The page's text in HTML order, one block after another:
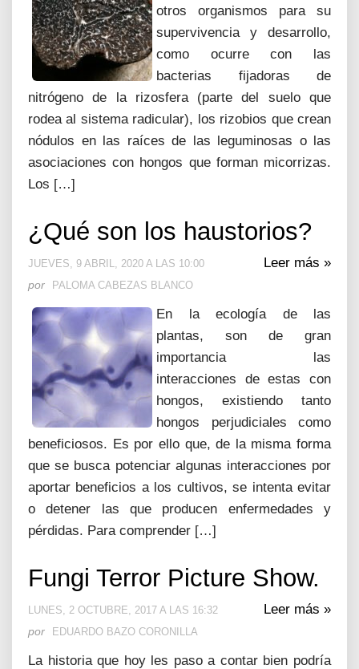
otros organismos para su
supervivencia y desarrollo,
como ocurre con las
bacterias fijadoras de
nitrógeno de la rizosfera (parte del suelo que
rodea al sistema radicular), los rizobios que crean
nódulos en las raíces de las leguminosas o las
asociaciones con hongos que forman micorrizas.
Los […]
¿Qué son los haustorios?
Leer más »
JUEVES, 9 ABRIL, 2020 A LAS 10:00
por PALOMA CABEZAS BLANCO
En la ecología de las
plantas, son de gran
importancia las
interacciones de estas con
hongos, existiendo tanto
hongos perjudiciales como
beneficiosos. Es por ello que, de la misma forma
que se busca potenciar algunas interacciones por
aportar beneficios a los cultivos, se intenta evitar
o detener las que producen enfermedades y
pérdidas. Para comprender […]
Fungi Terror Picture Show.
Leer más »
LUNES, 2 OCTUBRE, 2017 A LAS 16:32
por EDUARDO BAZO CORONILLA
La historia que hoy les paso a contar bien podría